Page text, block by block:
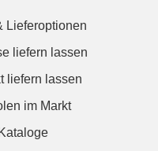
Lieferoptionen
liefern lassen
liefern lassen
im Markt